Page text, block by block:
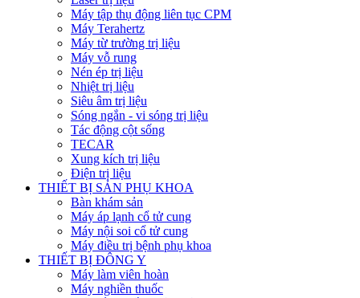
Máy tập thụ động liên tục CPM
Máy Terahertz
Máy từ trường trị liệu
Máy vỗ rung
Nén ép trị liệu
Nhiệt trị liệu
Siêu âm trị liệu
Sóng ngắn - vi sóng trị liệu
Tác động cột sống
TECAR
Xung kích trị liệu
Điện trị liệu
THIẾT BỊ SẢN PHỤ KHOA
Bàn khám sản
Máy áp lạnh cổ tử cung
Máy nội soi cổ tử cung
Máy điều trị bệnh phụ khoa
THIẾT BỊ ĐÔNG Y
Máy làm viên hoàn
Máy nghiền thuốc